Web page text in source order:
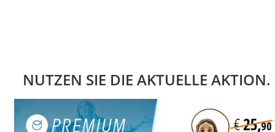
NUTZEN SIE DIE AKTUELLE AKTION.